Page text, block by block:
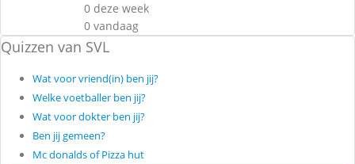
0 deze week
0 vandaag
Quizzen van SVL
Wat voor vriend(in) ben jij?
Welke voetballer ben jij?
Wat voor dokter ben jij?
Ben jij gemeen?
Mc donalds of Pizza hut